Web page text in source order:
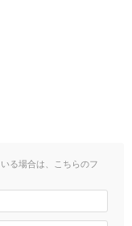
る場合は、こちらのフ